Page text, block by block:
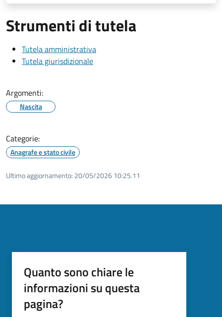
Strumenti di tutela
Tutela amministrativa
Tutela giurisdizionale
Argomenti:
Nascita
Categorie:
Anagrafe e stato civile
Ultimo aggiornamento: 20/05/2026 10:25.11
Quanto sono chiare le
informazioni su questa
pagina?